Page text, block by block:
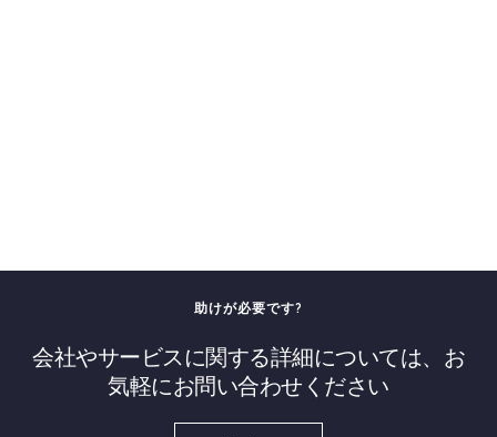
助けが必要です?
会社やサービスに関する詳細については、お
気軽にお問い合わせください